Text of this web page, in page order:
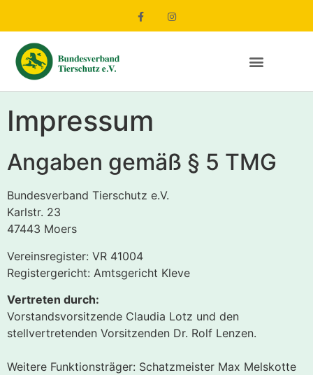
Impressum
Angaben gemäß § 5 TMG
Bundesverband Tierschutz e.V.
Karlstr. 23
47443 Moers
Vereinsregister: VR 41004
Registergericht: Amtsgericht Kleve
Vertreten durch:
Vorstandsvorsitzende Claudia Lotz und den
stellvertretenden Vorsitzenden Dr. Rolf Lenzen.
Weitere Funktionsträger: Schatzmeister Max Melskotte